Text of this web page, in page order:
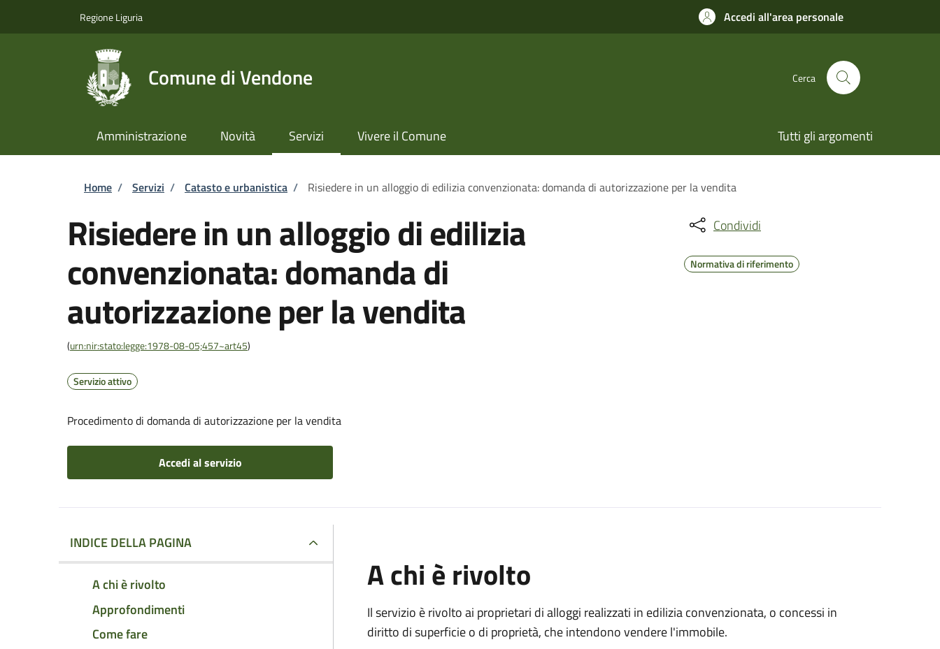
Regione Liguria Accedi all'area personale
Comune di Vendone Cerca
Amministrazione Novità Servizi Vivere il Comune Tutti gli argomenti
Briciole di pane
Home / Servizi / Catasto e urbanistica / Risiedere in un alloggio di edilizia convenzionata: domanda di autorizzazione per la vendita
Risiedere in un alloggio di edilizia
convenzionata: domanda di
autorizzazione per la vendita
(urn:nir:stato:legge:1978-08-05;457~art45)
Servizio attivo
Procedimento di domanda di autorizzazione per la vendita
Accedi al servizio
Condividi
Normativa di riferimento
INDICE DELLA PAGINA
A chi è rivolto
Approfondimenti
Come fare
A chi è rivolto
Il servizio è rivolto ai proprietari di alloggi realizzati in edilizia convenzionata, o concessi in
diritto di superficie o di proprietà, che intendono vendere l'immobile.